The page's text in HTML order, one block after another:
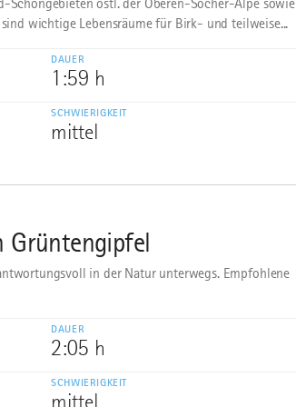
Schongebieten östl. der Oberen-Socher-Alpe sowie
wichtige Lebensräume für Birk- und teilweise...
DAUER
1:59 h
SCHWIERIGKEIT
mittel
Grüntengipfel
in der Natur unterwegs. Empfohlene
DAUER
2:05 h
SCHWIERIGKEIT
mittel